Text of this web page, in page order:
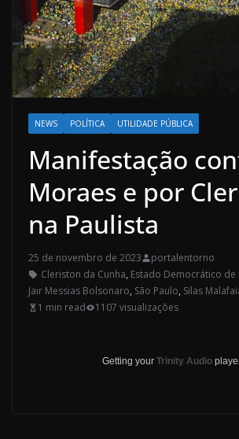
NEWS POLÍTICA UTILIDADE PÚBLICA
Manifestação
Moraes e por
na Paulista
25 de novembro de 2023
portalentorno
Cleriston da Cunha, Estado Democrático de
Jair Messias Bolsonaro, São Paulo, Silas
1 min read
1107 visualizações
Getting your Trinity Audio